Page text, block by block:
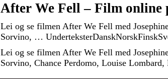
After We Fell – Film online
Lei og se filmen After We Fell med
Sorvino, …
Lei og se filmen After We Fell med
Sorvino, Chance Perdomo, Louise